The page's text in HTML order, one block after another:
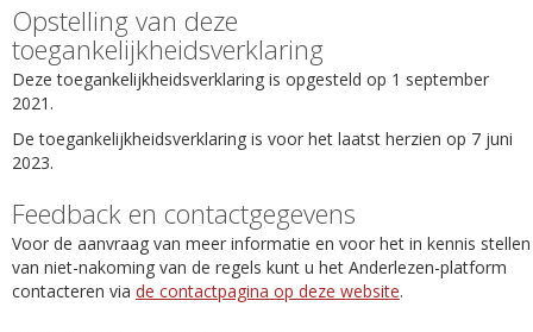
Opstelling van deze
toegankelijkheidsverklaring
Deze toegankelijkheidsverklaring is opgesteld op 1 september
2021.
De toegankelijkheidsverklaring is voor het laatst herzien op 7 juni
2023.
Feedback en contactgegevens
Voor de aanvraag van meer informatie en voor het in kennis stellen
van niet-nakoming van de regels kunt u het Anderlezen-platform
contacteren via de contactpagina op deze website.